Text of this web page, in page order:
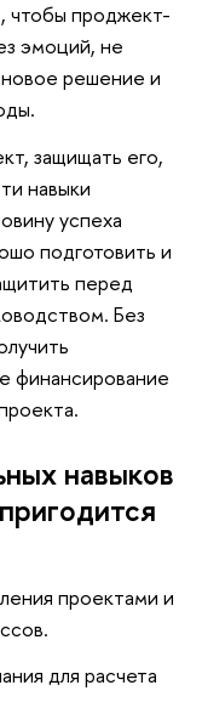
чтобы проджект-
эмоций, не
решение и
защищать его,
навыки
успеха
подготовить и
перед
Без
финансирование
навыков
проектами и
для расчета